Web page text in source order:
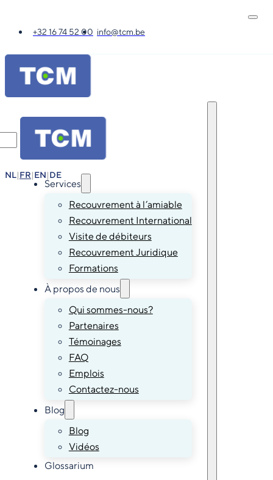
+32 16 74 52 00 info@tcm.be
NL|FR|EN|DE
Services
Recouvrement à l’amiable
Recouvrement International
Visite de débiteurs
Recouvrement Juridique
Formations
À propos de nous
Qui sommes-nous?
Partenaires
Témoinages
FAQ
Emplois
Contactez-nous
Blog
Blog
Vidéos
Glossarium